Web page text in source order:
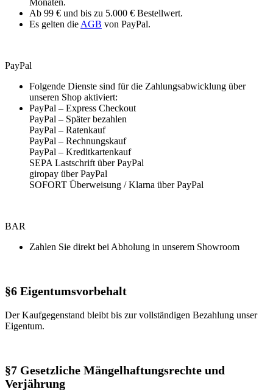
Ab 99 € und bis zu 5.000 € Bestellwert.
Es gelten die AGB von PayPal.
PayPal
Folgende Dienste sind für die Zahlungsabwicklung über
unseren Shop aktiviert:
PayPal – Express Checkout
PayPal – Später bezahlen
PayPal – Ratenkauf
PayPal – Rechnungskauf
PayPal – Kreditkartenkauf
SEPA Lastschrift über PayPal
giropay über PayPal
SOFORT Überweisung / Klarna über PayPal
BAR
Zahlen Sie direkt bei Abholung in unserem Showroom
§6 Eigentumsvorbehalt
Der Kaufgegenstand bleibt bis zur vollständigen Bezahlung unser
Eigentum.
§7 Gesetzliche Mängelhaftungsrechte und
Verjährung